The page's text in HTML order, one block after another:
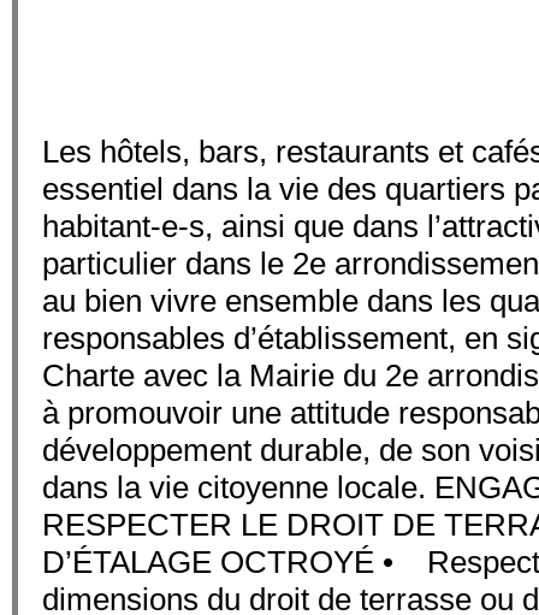
Les hôtels, bars, restaurants et
essentiel dans la vie des quartiers
habitant-e-s, ainsi que dans
particulier dans le 2e
au bien vivre ensemble dans les
responsables d’établissement, en
Charte avec la Mairie du 2e
à promouvoir une attitude
développement durable, de son
dans la vie citoyenne locale.
RESPECTER LE DROIT DE
D’ÉTALAGE OCTROYÉ •
dimensions du droit de terrasse ou